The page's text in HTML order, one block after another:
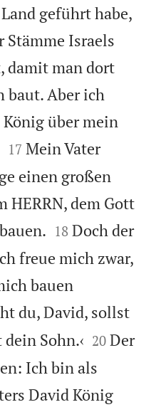
geführt habe,
Stämme Israels
damit man dort
baut. Aber ich
über mein


17 Mein Vater
einen großen
HERRN, dem Gott


18 Doch der
freue mich zwar,
bauen
du, David, sollst
Sohn.‹ 

20 Der
Ich bin als
David König